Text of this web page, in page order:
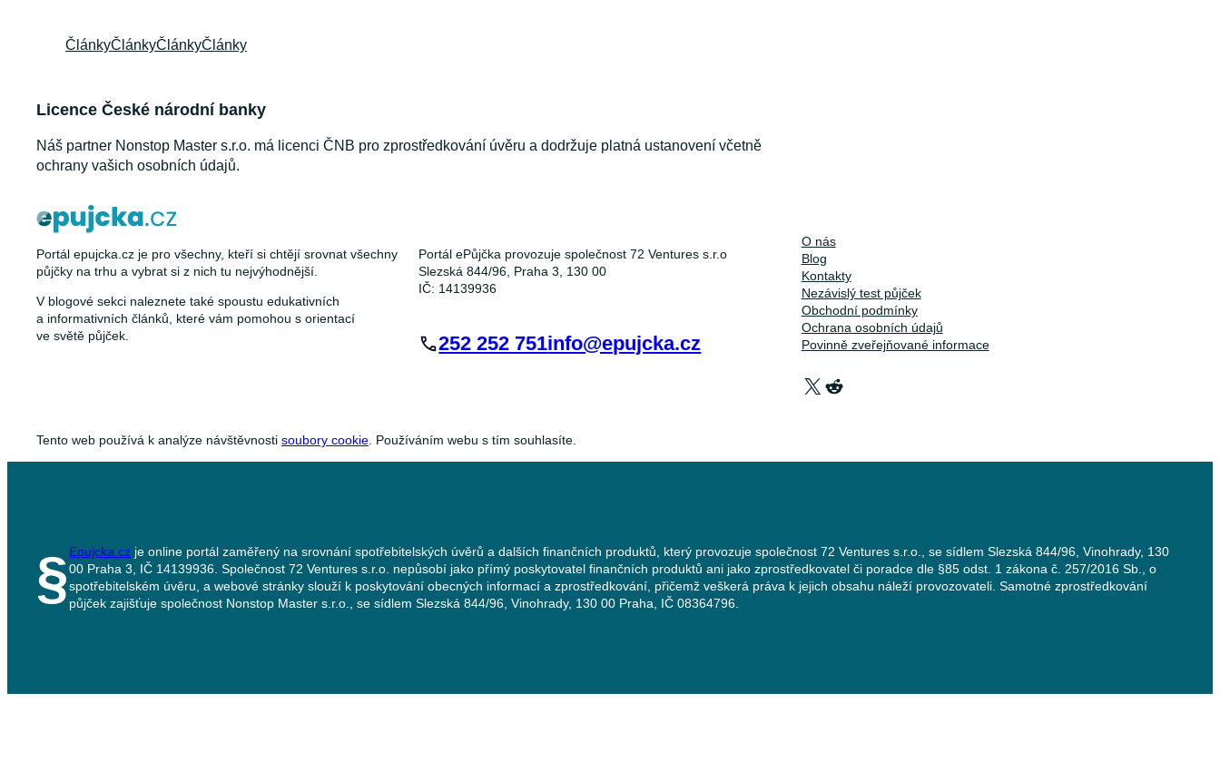
ČlánkyČlánkyČlánkyČlánky
Licence České národní banky
Náš partner Nonstop Master s.r.o. má licenci ČNB pro zprostředkování úvěru a dodržuje platná ustanovení včetně
ochrany vašich osobních údajů.
Portál epujcka.cz je pro všechny, kteří si chtějí srovnat všechny
půjčky na trhu a vybrat si z nich tu nejvýhodnější.
V blogové sekci naleznete také spoustu edukativních
a informativních článků, které vám pomohou s orientací
ve světě půjček.
Portál ePůjčka provozuje společnost 72 Ventures s.r.o
Slezská 844/96, Praha 3, 130 00
IČ: 14139936
252 252 751info@epujcka.cz
O nás
Blog
Kontakty
Nezávislý test půjček
Obchodní podmínky
Ochrana osobních údajů
Povinně zveřejňované informace
X Reddit
Tento web používá k analýze návštěvnosti soubory cookie. Používáním webu s tím souhlasíte.
§ Epujcka.cz je online portál zaměřený na srovnání spotřebitelských úvěrů a dalších finančních produktů, který provozuje společnost 72 Ventures s.r.o., se sídlem Slezská 844/96, Vinohrady, 130
00 Praha 3, IČ 14139936. Společnost 72 Ventures s.r.o. nepůsobí jako přímý poskytovatel finančních produktů ani jako zprostředkovatel či poradce dle §85 odst. 1 zákona č. 257/2016 Sb., o
spotřebitelském úvěru, a webové stránky slouží k poskytování obecných informací a zprostředkování, přičemž veškerá práva k jejich obsahu náleží provozovateli. Samotné zprostředkování
půjček zajišťuje společnost Nonstop Master s.r.o., se sídlem Slezská 844/96, Vinohrady, 130 00 Praha, IČ 08364796.